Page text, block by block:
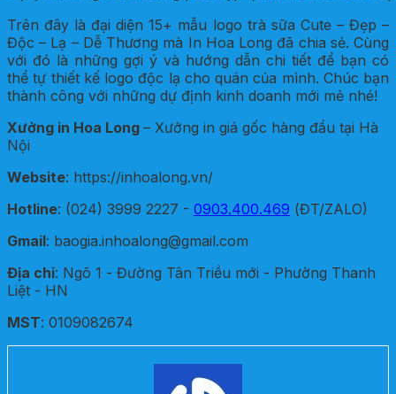
Trên đây là đại diện 15+ mẫu logo trà sữa Cute – Đẹp –
Độc – Lạ – Dễ Thương mà In Hoa Long đã chia sẻ. Cùng
với đó là những gợi ý và hướng dẫn chi tiết để bạn có
thể tự thiết kế logo độc lạ cho quán của mình. Chúc bạn
thành công với những dự định kinh doanh mới mẻ nhé!
Xưởng in Hoa Long – Xưởng in giá gốc hàng đầu tại Hà
Nội
Website: https://inhoalong.vn/
Hotline: (024) 3999 2227 - 0903.400.469 (ĐT/ZALO)
Gmail: baogia.inhoalong@gmail.com
Địa chỉ: Ngõ 1 - Đường Tân Triều mới - Phường Thanh
Liệt - HN
MST: 0109082674